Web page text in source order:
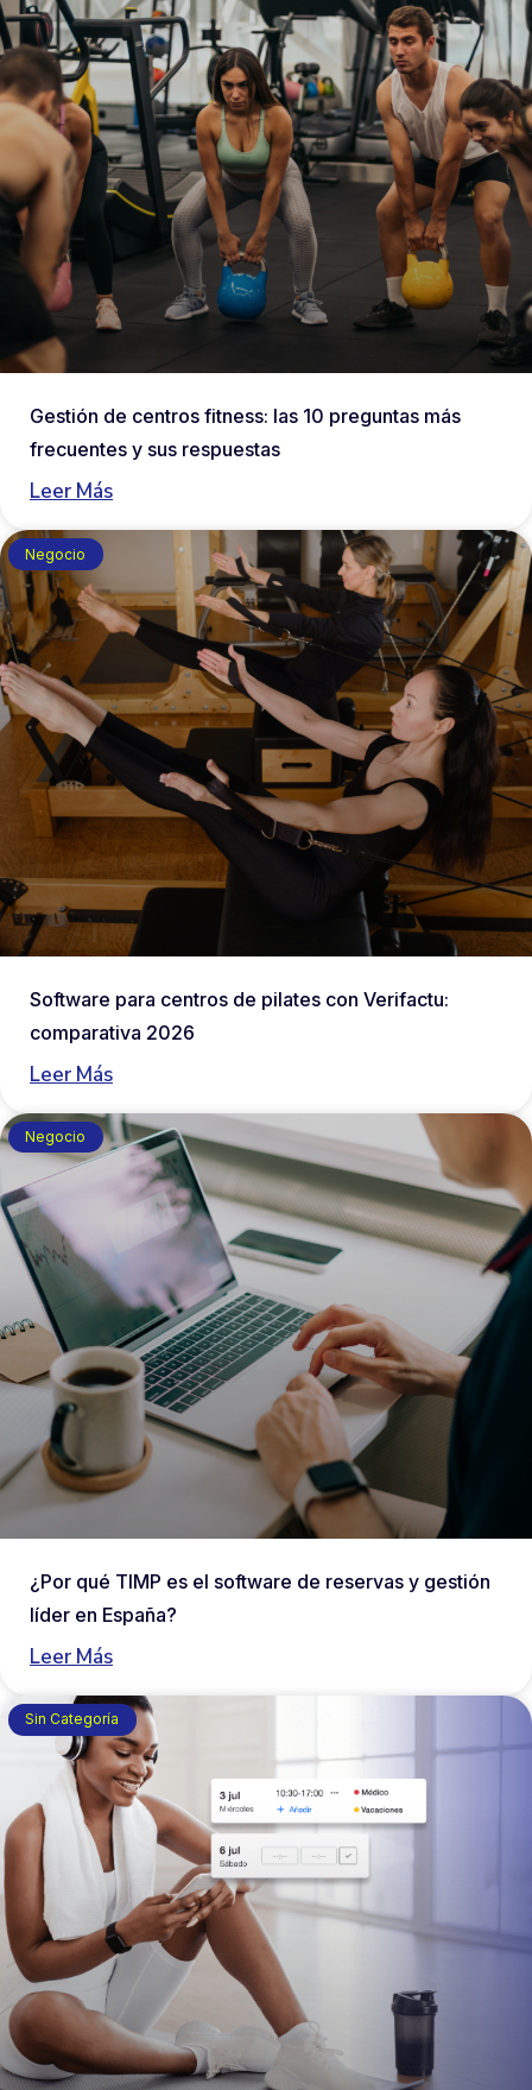
Gestión de centros fitness: las 10 preguntas más
frecuentes y sus respuestas
Leer Más
Negocio
Software para centros de pilates con Verifactu:
comparativa 2026
Leer Más
Negocio
¿Por qué TIMP es el software de reservas y gestión
líder en España?
Leer Más
Sin Categoría